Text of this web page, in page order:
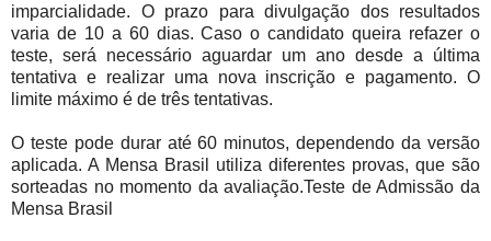
imparcialidade. O prazo para divulgação dos resultados
varia de 10 a 60 dias. Caso o candidato queira refazer o
teste, será necessário aguardar um ano desde a última
tentativa e realizar uma nova inscrição e pagamento. O
limite máximo é de três tentativas.
O teste pode durar até 60 minutos, dependendo da versão
aplicada. A Mensa Brasil utiliza diferentes provas, que são
sorteadas no momento da avaliação.Teste de Admissão da
Mensa Brasil